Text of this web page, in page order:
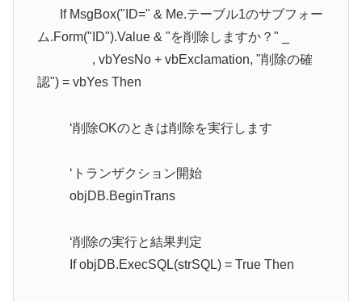
If MsgBox("ID=" & Me.テーブル1のサブフォー
ム.Form("ID").Value & "を削除しますか？" _
, vbYesNo + vbExclamation, "削除の確
認") = vbYes Then
‘削除OKのときは削除を実行します
‘トランザクション開始
objDB.BeginTrans
‘削除の実行と結果判定
If objDB.ExecSQL(strSQL) = True Then